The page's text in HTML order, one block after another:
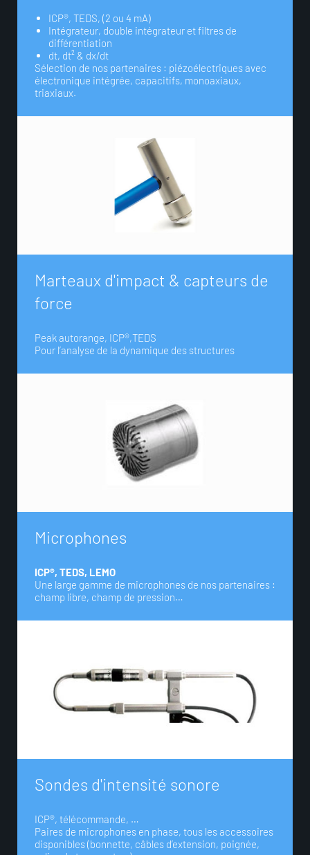
ICP®, TEDS, (2 ou 4 mA)
Intégrateur, double intégrateur et filtres de
différentiation
dt, dt² & dx/dt
Sélection de nos partenaires : piézoélectriques avec
électronique intégrée, capacitifs, monoaxiaux,
triaxiaux.
Marteaux d'impact & capteurs de
force
Peak autorange, ICP®,TEDS
Pour l’analyse de la dynamique des structures
Microphones
ICP®, TEDS, LEMO
Une large gamme de microphones de nos partenaires :
champ libre, champ de pression…
Sondes d'intensité sonore
ICP®, télécommande, …
Paires de microphones en phase, tous les accessoires
disponibles (bonnette, câbles d’extension, poignée,